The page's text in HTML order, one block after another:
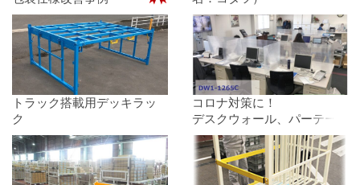
トラック搭載用デッキラッ
ク
コロナ対策に！
デスクウォール、パーテー
ション